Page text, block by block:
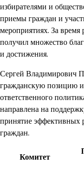
избирателями и
приемы граждан и
мероприятиях. За
получил множество
и достижения.
Сергей Владимирович
гражданскую позицию
ответственного
направлена на
принятие эффективных
граждан.
Комитет